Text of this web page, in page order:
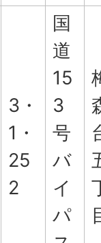
3・
1・
25
2
国
道
15
3
号
バ
イ
パ